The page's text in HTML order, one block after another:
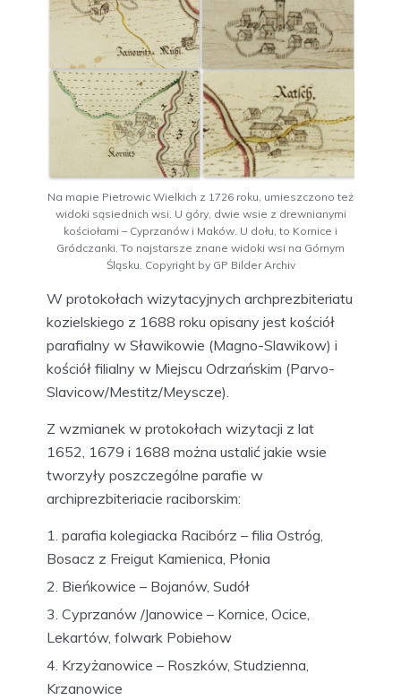
Na mapie Pietrowic Wielkich z 1726 roku, umieszczono też
widoki sąsiednich wsi. U góry, dwie wsie z drewnianymi
kościołami – Cyprzanów i Maków. U dołu, to Kornice i
Gródczanki. To najstarsze znane widoki wsi na Górnym
Śląsku. Copyright by GP Bilder Archiv
W protokołach wizytacyjnych archprezbiteriatu
kozielskiego z 1688 roku opisany jest kościół
parafialny w Sławikowie (Magno-Slawikow) i
kościół filialny w Miejscu Odrzańskim (Parvo-
Slavicow/Mestitz/Meyscze).
Z wzmianek w protokołach wizytacji z lat
1652, 1679 i 1688 można ustalić jakie wsie
tworzyły poszczególne parafie w
archiprezbiteriacie raciborskim:
parafia kolegiacka Racibórz – filia Ostróg,
Bosacz z Freigut Kamienica, Płonia
Bieńkowice – Bojanów, Sudół
Cyprzanów /Janowice – Kornice, Ocice,
Lekartów, folwark Pobiehow
Krzyżanowice – Roszków, Studzienna,
Krzanowice